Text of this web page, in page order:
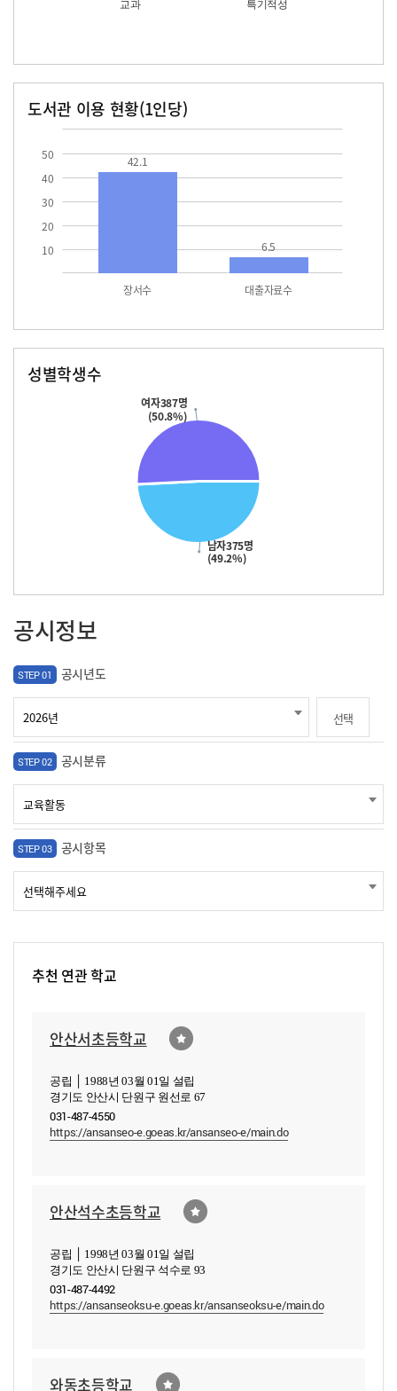
도서관 이용 현황(1인당)
10
20
30
40
50
장서수 대출자료수
42.1
6.5
성별학생수
남자375명
(49.2%)
여자387명
(50.8%)
공시정보
STEP 01 공시년도
선택
STEP 02 공시분류
STEP 03 공시항목
추천 연관 학교
안산서초등학교
공립 │ 1988년 03월 01일 설립
경기도 안산시 단원구 원선로 67
031-487-4550
https://ansanseo-e.goeas.kr/ansanseo-e/main.do
안산석수초등학교
공립 │ 1998년 03월 01일 설립
경기도 안산시 단원구 석수로 93
031-487-4492
https://ansanseoksu-e.goeas.kr/ansanseoksu-e/main.do
와동초등학교